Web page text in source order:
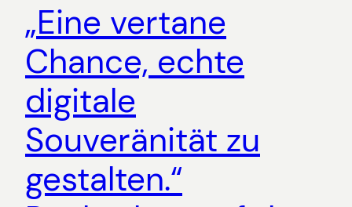
„Eine vertane
Chance, echte
digitale
Souveränität zu
gestalten.“